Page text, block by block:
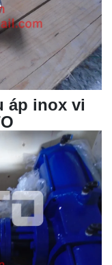
áp inox vi